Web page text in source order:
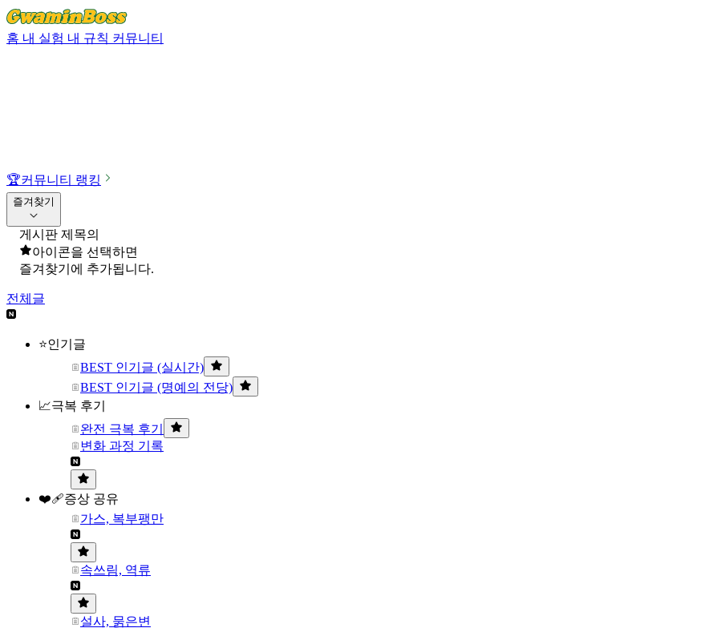
홈 내 실험 내 규칙 커뮤니티
🏆커뮤니티 랭킹
즐겨찾기
게시판 제목의
아이콘을 선택하면
즐겨찾기에 추가됩니다.
전체글
⭐인기글
BEST 인기글 (실시간)
BEST 인기글 (명예의 전당)
📈극복 후기
완전 극복 후기
변화 과정 기록
❤️‍🩹증상 공유
가스, 복부팽만
속쓰림, 역류
설사, 묽은변